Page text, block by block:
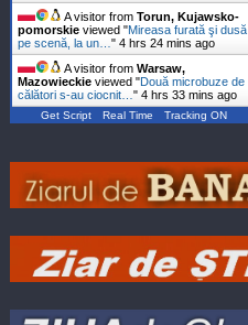
A visitor from Torun, Kujawsko-
pomorskieviewed "Mireasa furată şi dusă
pe scenă, la un… " 4 hrs 24 mins ago
A visitor from Warsaw,
Mazowieckieviewed "Două microbuze de
călători s-au ciocnit… " 4 hrs 33 mins ago
Get Script Real Time Tracking ON